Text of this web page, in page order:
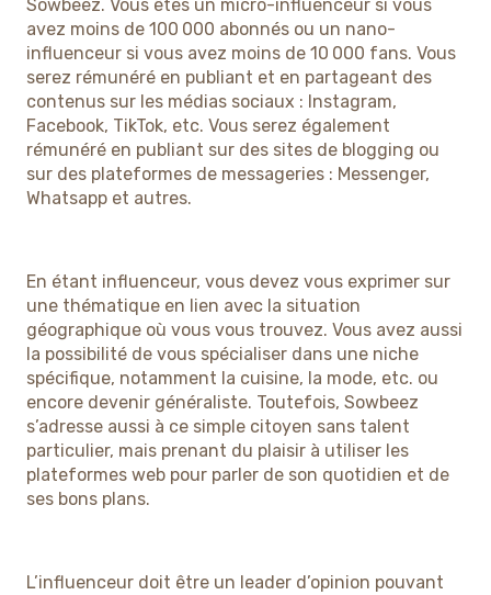
Sowbeez. Vous êtes un micro-influenceur si vous
avez moins de 100 000 abonnés ou un nano-
influenceur si vous avez moins de 10 000 fans. Vous
serez rémunéré en publiant et en partageant des
contenus sur les médias sociaux : Instagram,
Facebook, TikTok, etc. Vous serez également
rémunéré en publiant sur des sites de blogging ou
sur des plateformes de messageries : Messenger,
Whatsapp et autres.
En étant influenceur, vous devez vous exprimer sur
une thématique en lien avec la situation
géographique où vous vous trouvez. Vous avez aussi
la possibilité de vous spécialiser dans une niche
spécifique, notamment la cuisine, la mode, etc. ou
encore devenir généraliste. Toutefois, Sowbeez
s’adresse aussi à ce simple citoyen sans talent
particulier, mais prenant du plaisir à utiliser les
plateformes web pour parler de son quotidien et de
ses bons plans.
L’influenceur doit être un leader d’opinion pouvant